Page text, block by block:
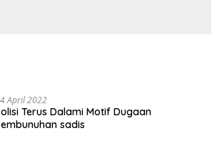
April 2022
Terus Dalami Motif Dugaan
sadis